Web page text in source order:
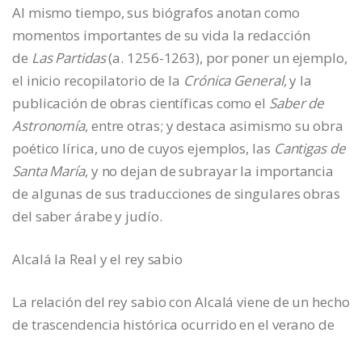
Al mismo tiempo, sus biógrafos anotan como
momentos importantes de su vida la redacción
de Las Partidas(a. 1256-1263), por poner un ejemplo,
el inicio recopilatorio de la Crónica General, y la
publicación de obras científicas como el Saber de
Astronomía, entre otras; y destaca asimismo su obra
poético lírica, uno de cuyos ejemplos, las Cantigas de
Santa María, y no dejan de subrayar la importancia
de algunas de sus traducciones de singulares obras
del saber árabe y judío.
Alcalá la Real y el rey sabio
La relación del rey sabio con Alcalá viene de un hecho
de trascendencia histórica ocurrido en el verano de